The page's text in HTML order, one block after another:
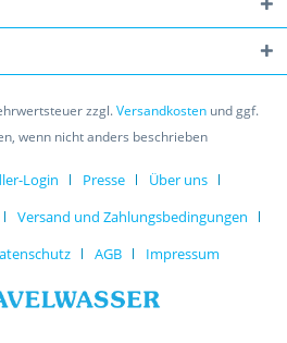
zzgl.Versandkosten und ggf.
wenn nicht anders beschrieben
Login Presse
Über uns
Versand und Zahlungsbedingungen
AGB Impressum